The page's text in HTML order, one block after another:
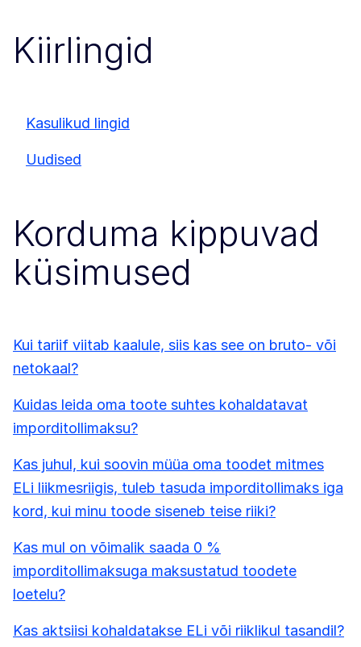
Kiirlingid
Kasulikud lingid
Uudised
Korduma kippuvad
küsimused
Kui tariif viitab kaalule, siis kas see on bruto- või
netokaal?
Kuidas leida oma toote suhtes kohaldatavat
imporditollimaksu?
Kas juhul, kui soovin müüa oma toodet mitmes
ELi liikmesriigis, tuleb tasuda imporditollimaks iga
kord, kui minu toode siseneb teise riiki?
Kas mul on võimalik saada 0 %
imporditollimaksuga maksustatud toodete
loetelu?
Kas aktsiisi kohaldatakse ELi või riiklikul tasandil?